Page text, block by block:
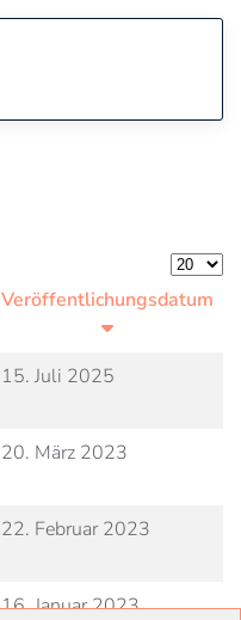
Veröffentlichungsdatum
15. Juli 2025
20. März 2023
22. Februar 2023
16. Januar 2023